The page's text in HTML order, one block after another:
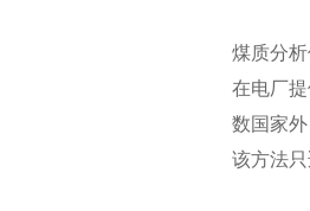
煤质分
在电厂
数国家
该方法